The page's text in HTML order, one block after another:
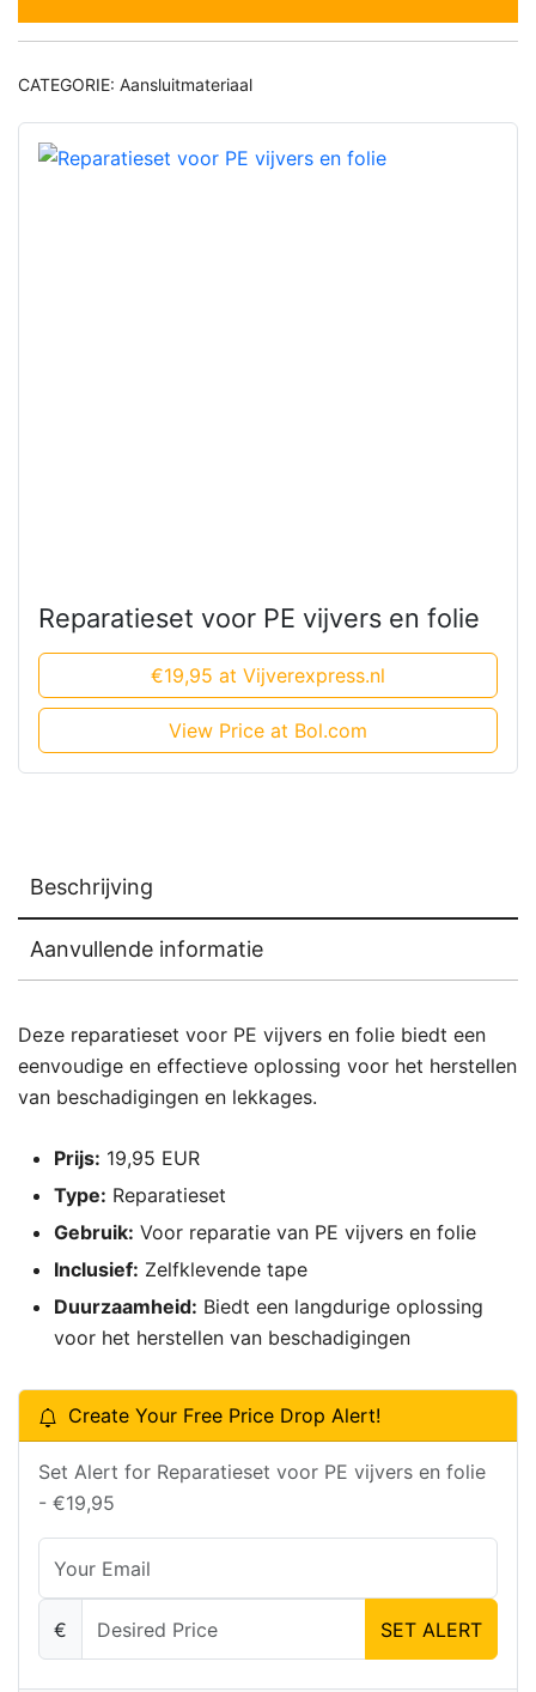
CATEGORIE: Aansluitmateriaal
Reparatieset voor PE vijvers en folie
€19,95 at Vijverexpress.nl
View Price at Bol.com
Beschrijving
Aanvullende informatie
Deze reparatieset voor PE vijvers en folie biedt een
eenvoudige en effectieve oplossing voor het herstellen
van beschadigingen en lekkages.
Prijs: 19,95 EUR
Type: Reparatieset
Gebruik: Voor reparatie van PE vijvers en folie
Inclusief: Zelfklevende tape
Duurzaamheid: Biedt een langdurige oplossing
voor het herstellen van beschadigingen
Create Your Free Price Drop Alert!
Set Alert for Reparatieset voor PE vijvers en folie
- €19,95
€ SET ALERT